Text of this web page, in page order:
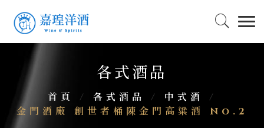
各式酒品
首頁 / 各式酒品 / 中式酒
/
金門酒廠 創世者桶陳金門高粱酒 No.2